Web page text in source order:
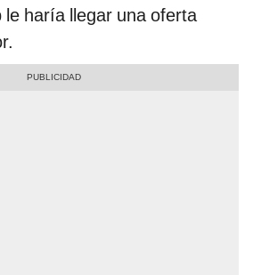
le haría llegar una oferta